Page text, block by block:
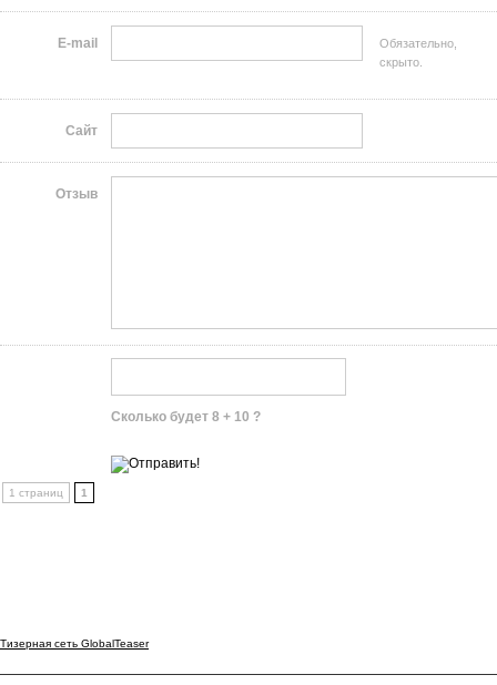
E-mail
Обязательно,
скрыто.
Сайт
Отзыв
Сколько будет 8 + 10 ?
1 страниц 1
Тизерная сеть GlobalTeaser